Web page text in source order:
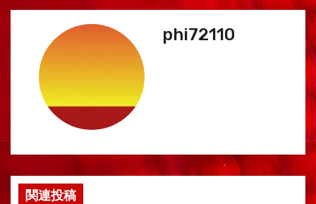
シ
ン
phi72110
関連投稿